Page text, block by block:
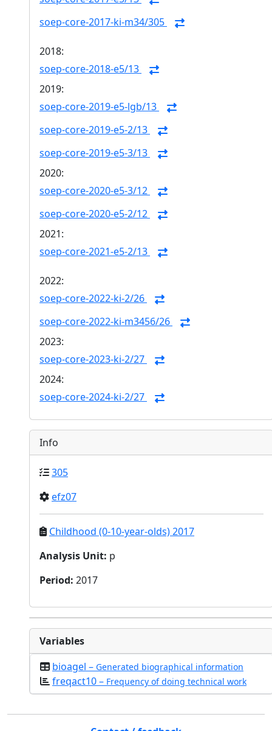
soep-core-2017-ki-m34/305
2018:
soep-core-2018-e5/13
2019:
soep-core-2019-e5-lgb/13
soep-core-2019-e5-2/13
soep-core-2019-e5-3/13
2020:
soep-core-2020-e5-3/12
soep-core-2020-e5-2/12
2021:
soep-core-2021-e5-2/13
2022:
soep-core-2022-ki-2/26
soep-core-2022-ki-m3456/26
2023:
soep-core-2023-ki-2/27
2024:
soep-core-2024-ki-2/27
Info
305
efz07
Childhood (0-10-year-olds) 2017
Analysis Unit: p
Period: 2017
Variables
bioagel – Generated biographical information
freqact10 – Frequency of doing technical work